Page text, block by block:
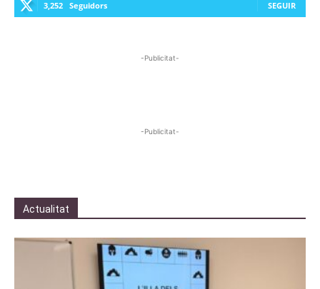
3,252 Seguidors SEGUIR
-Publicitat-
-Publicitat-
Actualitat